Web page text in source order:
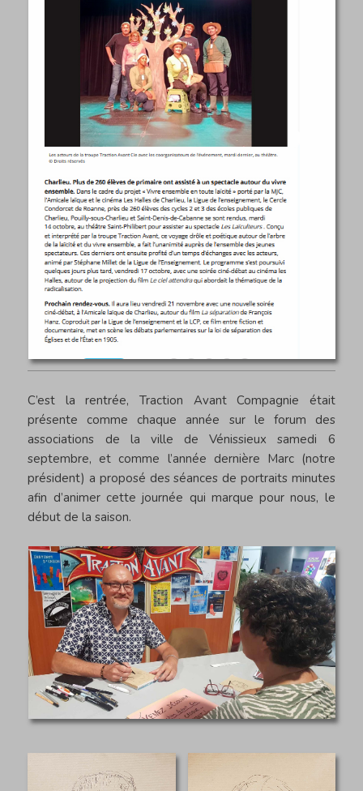
C’est la rentrée, Traction Avant Compagnie était
présente comme chaque année sur le forum des
associations de la ville de Vénissieux samedi 6
septembre, et comme l’année dernière Marc (notre
président) a proposé des séances de portraits minutes
afin d’animer cette journée qui marque pour nous, le
début de la saison.